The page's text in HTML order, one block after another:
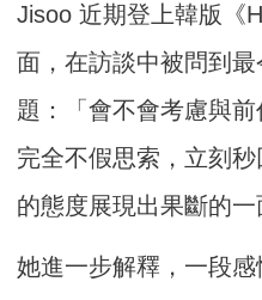
Jisoo 近期登上韓版《
面，在訪談中被問到
題：「會不會考慮與
完全不假思索，立刻
的態度展現出果斷的一
她進一步解釋，一段